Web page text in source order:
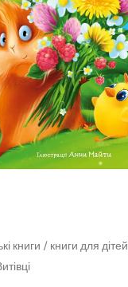
книги / книги для дітей